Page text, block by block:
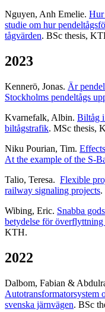
Nguyen, Anh Emelie. Hur
studie om hur
tågvärden. BSc thesis,
2023
Kennerö, Jonas. Är
Stockholms pendeltågs
Kvarnefalk, Albin. Biltåg i
biltågstrafik. MSc thesis,
Niku Pourian, Tim.
At the example of the S-
Talio, Teresa. Flexible
railway signaling projects.
Wibing, Eric. Snabba
betydelse för
KTH.
2022
Dalbom, Fabian &
Autotransformatorsystem
svenska järnvägen. BSc